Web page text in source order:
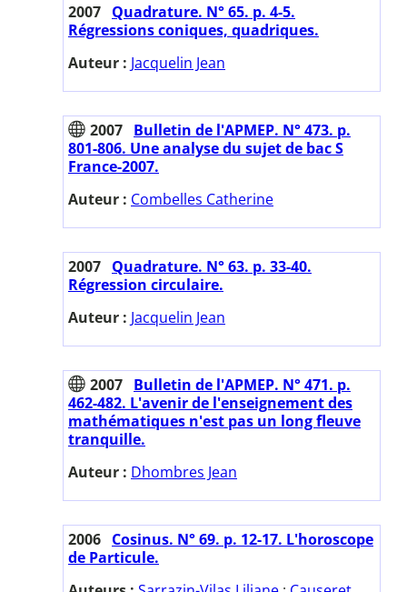
2007 Quadrature. N° 65. p. 4-5.
Régressions coniques, quadriques.
Auteur : Jacquelin Jean
2007 Bulletin de l'APMEP. N° 473. p.
801-806. Une analyse du sujet de bac S
France-2007.
Auteur : Combelles Catherine
2007 Quadrature. N° 63. p. 33-40.
Régression circulaire.
Auteur : Jacquelin Jean
2007 Bulletin de l'APMEP. N° 471. p.
462-482. L'avenir de l'enseignement des
mathématiques n'est pas un long fleuve
tranquille.
Auteur : Dhombres Jean
2006 Cosinus. N° 69. p. 12-17. L'horoscope
de Particule.